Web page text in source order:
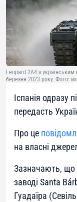
Leopard 2A4 з українським
березня 2023 року. Фото:
Іспанія одразу
передасть
Про це
на власні
Зазначають, що
заводі Santa
Гуадаїра